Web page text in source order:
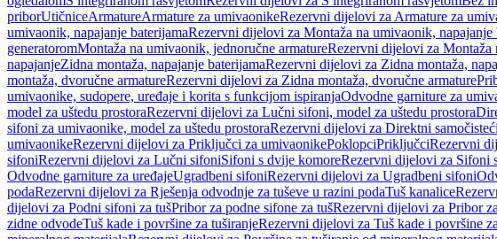
priborUtičniceArmatureArmature za umivaonikeRezervni dijelovi za Armature za
umivaonik, napajanje baterijamaRezervni dijelovi za Montaža na umivaonik, napajanje
generatoromMontaža na umivaonik, jednoručne armatureRezervni dijelovi za Montaža
napajanjeZidna montaža, napajanje baterijamaRezervni dijelovi za Zidna montaža,
montaža, dvoručne armatureRezervni dijelovi za Zidna montaža, dvoručne armature
umivaonike, sudopere, uređaje i korita s funkcijom ispiranjaOdvodne garniture za
model za uštedu prostoraRezervni dijelovi za Lučni sifoni, model za uštedu prostora
sifoni za umivaonike, model za uštedu prostoraRezervni dijelovi za Direktni
umivaonikeRezervni dijelovi za Priključci za umivaonikePoklopciPriključciRezervni
sifoniRezervni dijelovi za Lučni sifoniSifoni s dvije komoreRezervni dijelovi za Sifoni
Odvodne garniture za uređajeUgradbeni sifoniRezervni dijelovi za Ugradbeni sifoni
podaRezervni dijelovi za Rješenja odvodnje za tuševe u razini podaTuš kanalice
dijelovi za Podni sifoni za tušPribor za podne sifone za tušRezervni dijelovi za Pribor
zidne odvodeTuš kade i površine za tuširanjeRezervni dijelovi za Tuš kade i površine